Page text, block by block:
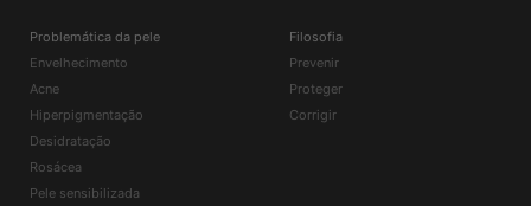
Problemática da pele
Envelhecimento
Acne
Hiperpigmentação
Desidratação
Rosácea
Pele sensibilizada
Filosofia
Prevenir
Proteger
Corrigir